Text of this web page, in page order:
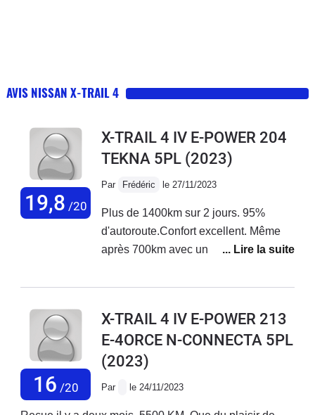
AVIS NISSAN X-TRAIL 4
19,8 /20
X-TRAIL 4 IV E-POWER 204
TEKNA 5PL (2023)
Par Frédéric le 27/11/2023
Plus de 1400km sur 2 jours. 95%
d'autoroute.Confort excellent. Même
après 700km avec une seule pose
fut pas douloureuse. Mes jambes et
trail.Sécurité: les alertes, les caméras,
... très bien. Conso à 130 stabilisé :
9l/100. On peut envisager un bon
16 /20
X-TRAIL 4 IV E-POWER 213
E-4ORCE N-CONNECTA 5PL
(2023)
Par le 24/11/2023